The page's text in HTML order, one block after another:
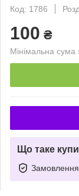
Код: 1786
100 ₴
Мінімальна
Що таке
Замовлення